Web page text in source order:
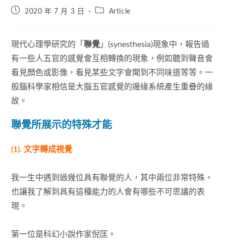
Post2020 年 7 月 3 日
PostArticle
現代心理學研究的「聯覺 」(synesthesia)現象中，報告過
有一些人五官的感覺會互相轉換的現象，例如聽到聲音會
看見顏色或影像，看見某些文字會聞到不同味道等等。一
般腦科學家相信是大腦五官感覺的邊緣系統產生重疊的緣
故。
聯覺所展示的特殊才能
(1). 文字轉成視覺
我一生中遇到過幾位具有聯覺的人，其中兩位非常特殊，
也讓我了解到具有這種能力的人會有哪些不可思議的表
現。
第一位是科幻小說作家倪匡。